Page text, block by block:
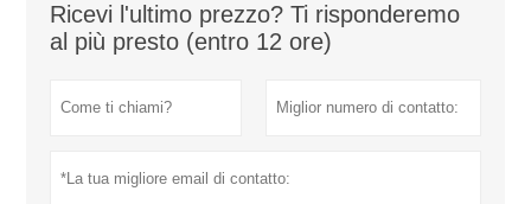
Ricevi l'ultimo prezzo? Ti risponderemo
al più presto (entro 12 ore)